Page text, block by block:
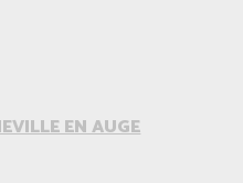
EN AUGE